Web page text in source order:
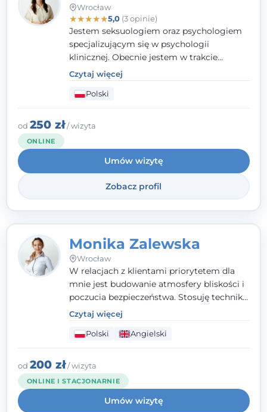
Wrocław
★★★★★5,0(3 opinie)
Jestem seksuologiem oraz psychologiem
specjalizującym się w psychologii
klinicznej. Obecnie jestem w trakcie
szkolenia na psychoterapeutę
systemowego. Posiadam status członka
nadzwyczajnego Wielkopolskiego
Towarzystwa Terapii Systemowej oraz
należę do Polskiego Towarzystwa
pierwszym miejscu stawiam budowanie
atmosfery bezpieczeństwa i zrozumienia w
relacjach z Klientami. Istotna dla nie jest
również koncentracja na dostępnych
zasobach.
Czytaj więcej
Polski
od 250 zł/ wizyta
ONLINE
Umów wizytę
Zobacz profil
Monika Zalewska
Wrocław
W relacjach z klientami priorytetem dla
mnie jest budowanie atmosfery bliskości i
poczucia bezpieczeństwa. Stosuję techniki
poznawczo-behawioralne oraz metody,
które koncentrują się na rozwiązaniach
(TSR). Te polegają na osiąganiu
zamierzonych celów (doprowadzeniu do
rozwiązania trudnych sytuacji) poprzez
identyfikowanie i wzmacnianie zasobów
oraz mocnych stron klienta. W swojej
pracy korzystam także z metod dialogu
Czytaj więcej
Polski Angielski
od 200 zł/ wizyta
ONLINE I STACJONARNIE
Umów wizytę